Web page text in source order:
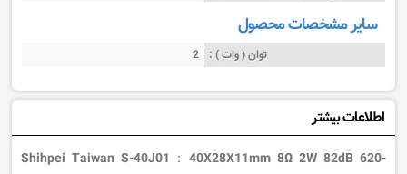
سایر مشخصات محصول
توان ( وات ) : 2
اطلاعات بیشتر
Shihpei Taiwan S-40J01：40X28X11mm 8Ω 2W 82dB 620-